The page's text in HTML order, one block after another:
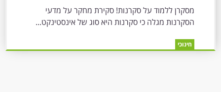
מסקרן ללמוד על סקרנות! סקירת מחקר על מדעי
הסקרנות מגלה כי סקרנות היא סוג של אינסטינקט...
חינוכי